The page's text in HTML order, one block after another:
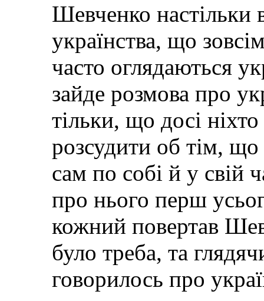
Шевченко настільки
українства, що
часто оглядаються
зайде розмова про
тільки, що досі
розсудити об тім,
сам по собі й у свій
про нього перш
кожний повертав
було треба, та
говорилось про